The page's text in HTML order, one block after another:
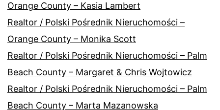
Orange County – Kasia Lambert
Realtor / Polski Pośrednik Nieruchomości –
Orange County – Monika Scott
Realtor / Polski Pośrednik Nieruchomości – Palm
Beach County – Margaret & Chris Wojtowicz
Realtor / Polski Pośrednik Nieruchomości – Palm
Beach County – Marta Mazanowska